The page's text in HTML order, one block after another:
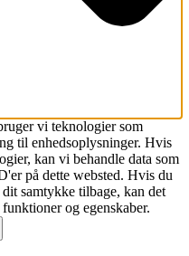
vi teknologier som
til enhedsoplysninger. Hvis
kan vi behandle data som
på dette websted. Hvis du
samtykke tilbage, kan det
og egenskaber.